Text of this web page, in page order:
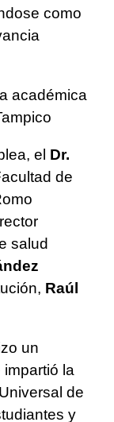
como
académica
el Dr.
de
salud
Raúl
un
la
de
y